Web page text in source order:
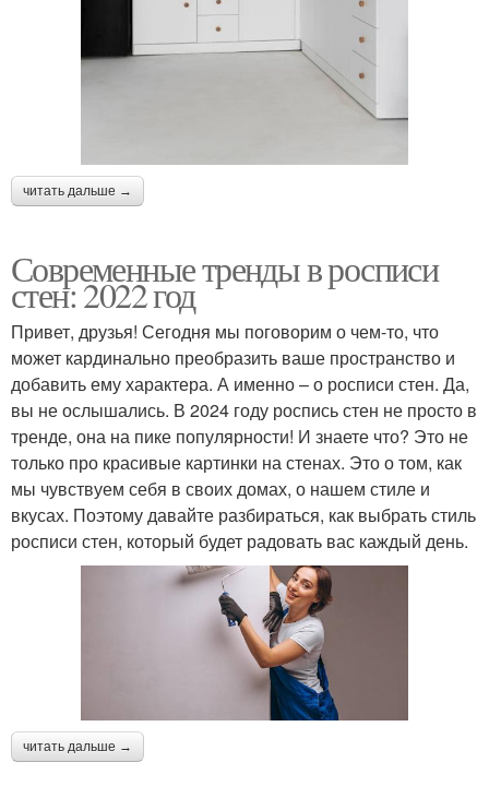
читать дальше →
Современные тренды в росписи
стен: 2022 год
Привет, друзья! Сегодня мы поговорим о чем-то, что
может кардинально преобразить ваше пространство и
добавить ему характера. А именно – о росписи стен. Да,
вы не ослышались. В 2024 году роспись стен не просто в
тренде, она на пике популярности! И знаете что? Это не
только про красивые картинки на стенах. Это о том, как
мы чувствуем себя в своих домах, о нашем стиле и
вкусах. Поэтому давайте разбираться, как выбрать стиль
росписи стен, который будет радовать вас каждый день.
читать дальше →